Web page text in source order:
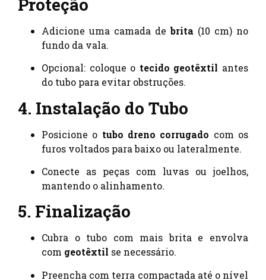
Adicione uma camada debrita (10 cm) no
fundo da vala.
Opcional: coloque o tecido geotêxtil antes
do tubo para evitar obstruções.
4. Instalação do Tubo
Posicione o tubo dreno corrugado com os
furos voltados para baixo ou lateralmente.
Conecte as peças com luvas ou joelhos,
mantendo o alinhamento.
5. Finalização
Cubra o tubo com mais brita e envolva
com geotêxtil se necessário.
Preencha com terra compactada até o nível